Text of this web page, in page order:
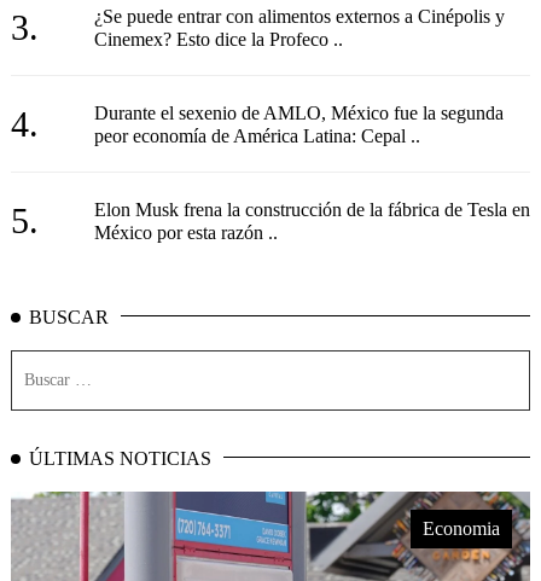
3.
¿Se puede entrar con alimentos externos a Cinépolis y
Cinemex? Esto dice la Profeco ..
4.
Durante el sexenio de AMLO, México fue la segunda
peor economía de América Latina: Cepal ..
5.
Elon Musk frena la construcción de la fábrica de Tesla en
México por esta razón ..
BUSCAR
ÚLTIMAS NOTICIAS
Economia